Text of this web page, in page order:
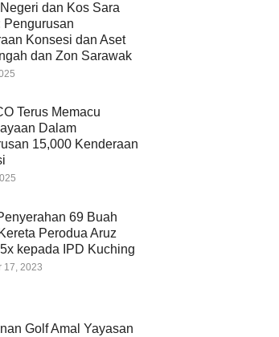
dan Kos Sara
Pengurusan
Konsesi dan Aset
dan Zon Sarawak
Terus Memacu
Dalam
15,000 Kenderaan
69 Buah
Perodua Aruz
kepada IPD Kuching
17, 2023
Golf Amal Yayasan